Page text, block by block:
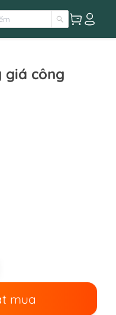
giá công
mua